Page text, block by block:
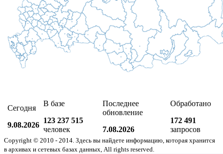
Сегодня
9.08.2026
В базе
123 237 515
человек
Последнее
обновление
7.08.2026
Обработано
172 491
запросов
Copyright © 2010 - 2014. Здесь вы найдете информацию, которая хранится
в архивах и сетевых базах данных, All rights reserved.